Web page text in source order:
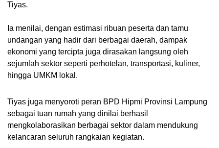
Tiyas.
Ia menilai, dengan estimasi ribuan peserta dan tamu
undangan yang hadir dari berbagai daerah, dampak
ekonomi yang tercipta juga dirasakan langsung oleh
sejumlah sektor seperti perhotelan, transportasi, kuliner,
hingga UMKM lokal.
Tiyas juga menyoroti peran BPD Hipmi Provinsi Lampung
sebagai tuan rumah yang dinilai berhasil
mengkolaborasikan berbagai sektor dalam mendukung
kelancaran seluruh rangkaian kegiatan.